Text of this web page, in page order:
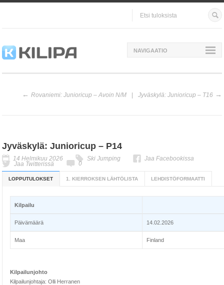
NAVIGAATIO
Rovaniemi: Junioricup – Avoin N/M Jyväskylä: Junioricup – T16
Jyväskylä: Junioricup – P14
14 Helmikuu 2026 Ski Jumping Jaa Facebookissa
Jaa Twitterissä 0
LOPPUTULOKSET 1. KIERROKSEN LÄHTÖLISTA LEHDISTÖFORMAATTI
Kilpailu
Päivämäärä 14.02.2026
Maa Finland
Kilpailunjohto
Kilpailunjohtaja: Olli Herranen